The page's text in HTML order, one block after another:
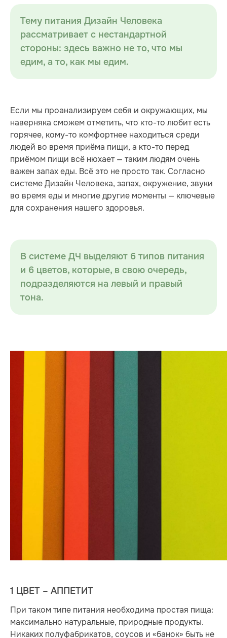
Тему питания Дизайн Человека
рассматривает с нестандартной
стороны: здесь важно не то, что мы
едим, а то, как мы едим.
Если мы проанализируем себя и окружающих, мы
наверняка сможем отметить, что кто-то любит есть
горячее, кому-то комфортнее находиться среди
людей во время приёма пищи, а кто-то перед
приёмом пищи всё нюхает — таким людям очень
важен запах еды. Всё это не просто так. Согласно
системе Дизайн Человека, запах, окружение, звуки
во время еды и многие другие моменты — ключевые
для сохранения нашего здоровья.
В системе ДЧ выделяют 6 типов питания
и 6 цветов, которые, в свою очередь,
подразделяются на левый и правый
тона.
1 ЦВЕТ – АППЕТИТ
При таком типе питания необходима простая пища:
максимально натуральные, природные продукты.
Никаких полуфабрикатов, соусов и «банок» быть не